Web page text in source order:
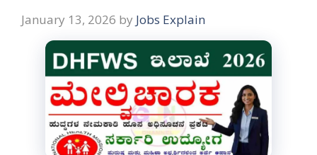
January 13, 2026 by Jobs Explain